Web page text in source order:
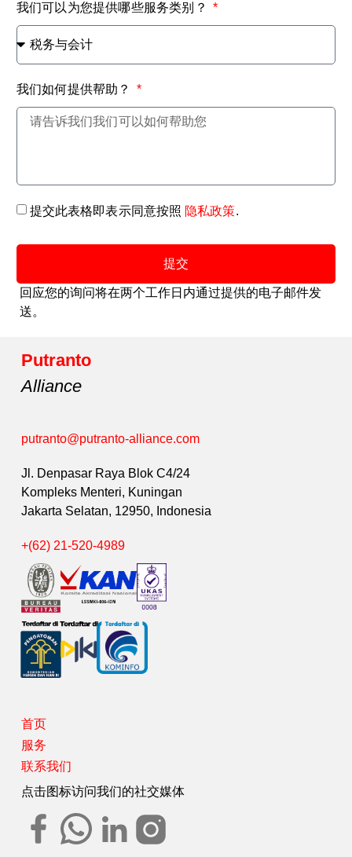
我们可以为您提供哪些服务类别？
我们如何提供帮助？
提交此表格即表示同意按照 隐私政策.
提交
回应您的询问将在两个工作日内通过提供的电子邮件发
送。
Putranto
Alliance
putranto@putranto-alliance.com
Jl. Denpasar Raya Blok C4/24
Kompleks Menteri, Kuningan
Jakarta Selatan, 12950, Indonesia
+(62) 21-520-4989
首页
服务
联系我们
点击图标访问我们的社交媒体